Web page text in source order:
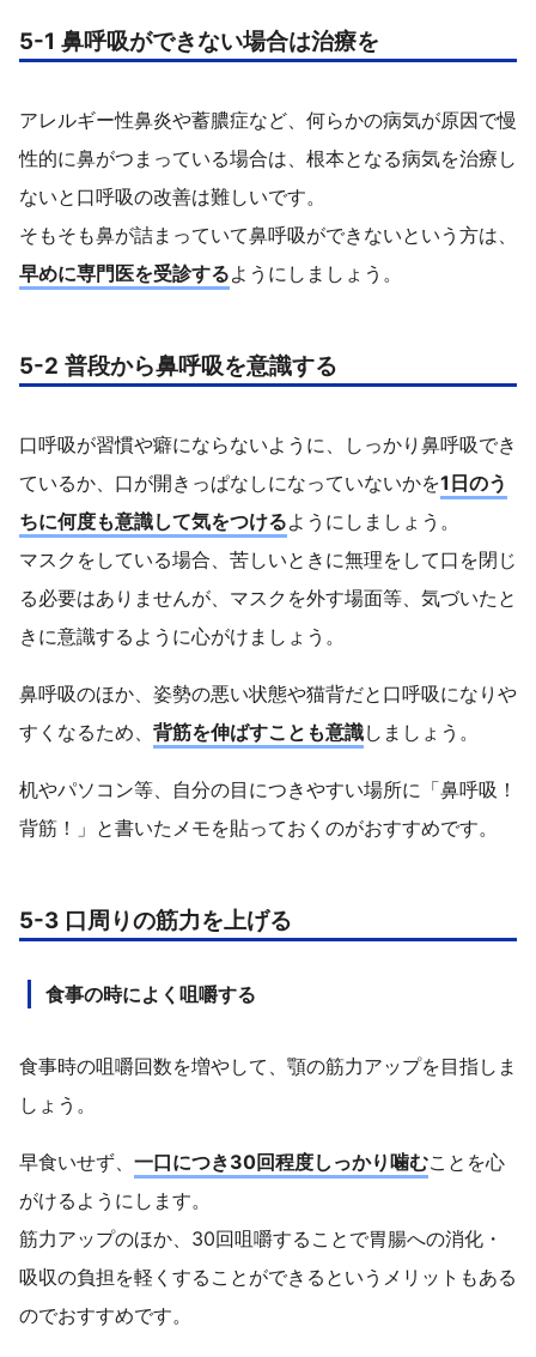
5-1 鼻呼吸ができない場合は治療を
アレルギー性鼻炎や蓄膿症など、何らかの病気が原因で慢
性的に鼻がつまっている場合は、根本となる病気を治療し
ないと口呼吸の改善は難しいです。
そもそも鼻が詰まっていて鼻呼吸ができないという方は、
早めに専門医を受診するようにしましょう。
5-2 普段から鼻呼吸を意識する
口呼吸が習慣や癖にならないように、しっかり鼻呼吸でき
ているか、口が開きっぱなしになっていないかを1日のう
ちに何度も意識して気をつけるようにしましょう。
マスクをしている場合、苦しいときに無理をして口を閉じ
る必要はありませんが、マスクを外す場面等、気づいたと
きに意識するように心がけましょう。
鼻呼吸のほか、姿勢の悪い状態や猫背だと口呼吸になりや
すくなるため、 背筋を伸ばすことも意識しましょう。
机やパソコン等、自分の目につきやすい場所に「鼻呼吸！
背筋！」と書いたメモを貼っておくのがおすすめです。
5-3 口周りの筋力を上げる
食事の時によく咀嚼する
食事時の咀嚼回数を増やして、顎の筋力アップを目指しま
しょう。
早食いせず、 一口につき30回程度しっかり噛むことを心
がけるようにします。
筋力アップのほか、30回咀嚼することで胃腸への消化・
吸収の負担を軽くすることができるというメリットもある
のでおすすめです。